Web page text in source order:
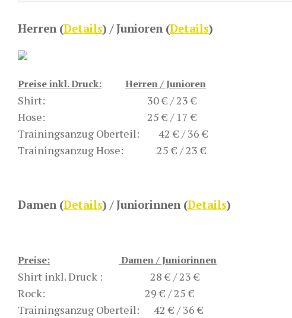
Herren (Details) / Junioren (Details)
Preise inkl. Druck: Herren / Junioren
Shirt: 30 € / 23 €
Hose: 25 € / 17 €
Trainingsanzug Oberteil: 42 € / 36 €
Trainingsanzug Hose: 25 € / 23 €
Damen (Details) / Juniorinnen (Details)
Preise: Damen / Juniorinnen
Shirt inkl. Druck : 28 € / 23 €
Rock: 29 € / 25 €
Trainingsanzug Oberteil: 42 € / 36 €